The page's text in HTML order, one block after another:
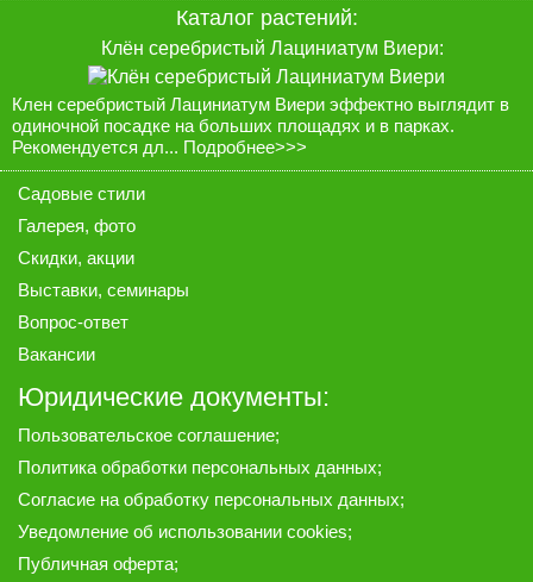
Каталог растений:
Клён серебристый Лациниатум Виери:
Клен серебристый Лациниатум Виери эффектно выглядит в
одиночной посадке на больших площадях и в парках.
Рекомендуется дл... Подробнее>>>
Садовые стили
Галерея, фото
Скидки, акции
Выставки, семинары
Вопрос-ответ
Вакансии
Юридические документы:
Пользовательское соглашение;
Политика обработки персональных данных;
Согласие на обработку персональных данных;
Уведомление об использовании cookies;
Публичная оферта;